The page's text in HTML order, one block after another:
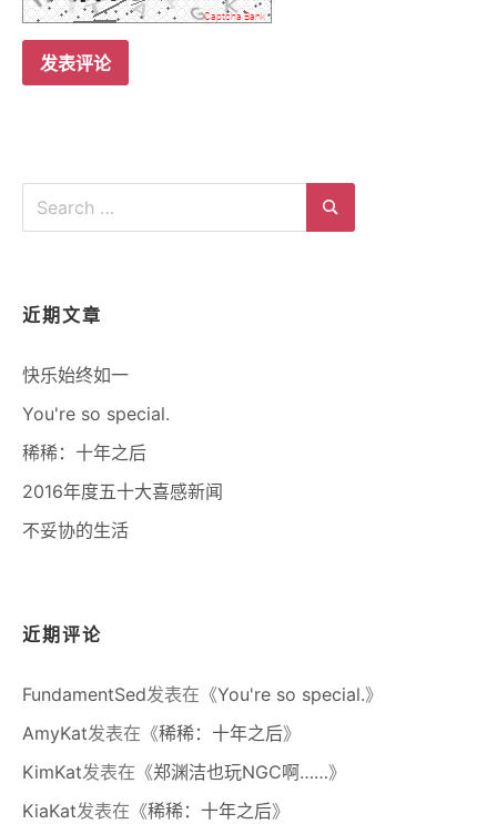
Search
Search
近期文章
快乐始终如一
You're so special.
稀稀：十年之后
2016年度五十大喜感新闻
不妥协的生活
近期评论
FundamentSed发表在《You're so special.》
AmyKat发表在《稀稀：十年之后》
KimKat发表在《郑渊洁也玩NGC啊……》
KiaKat发表在《稀稀：十年之后》